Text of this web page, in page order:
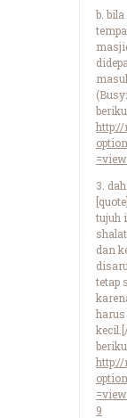
b.
3.
tujuh
dan
tetap
9